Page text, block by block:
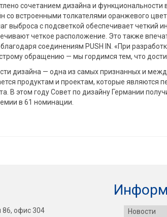
сочетанием дизайна и функциональности
со встроенными толкателями оранжевого
выброса с подсветкой обеспечивает четкий
четкое расположение. Это также
соединениям PUSH IN. «При
обращению — мы гордимся тем, что
дизайна — одна из самых признанных и
продуктам и проектам, которые
В этом году Совет по дизайну Германии
в 61 номинации.
86, офис 304 Новости